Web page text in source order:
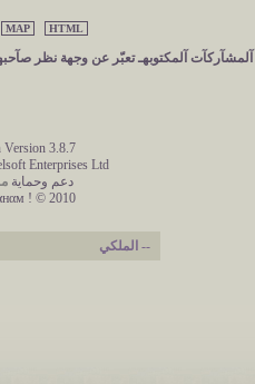
MAP HTML
آلمكتوبهـ تعبّر عن وجهة نظر
3.8.7
Enterprises Ltd
دعم وحماية
! © 2010